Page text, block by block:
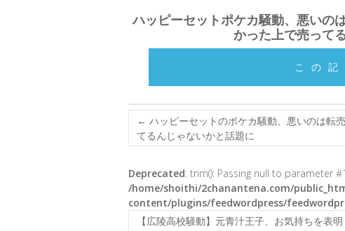
ハッピーセットポケカ騒動、悪い
かった上で売って
この
← ハッピーセットのポケカ騒動、悪いのは転
てるんじゃないかと話題に
Deprecated: trim(): Passing null to parameter
/home/shoithi/2chanantena.com/
content/plugins/feedwordpress/
【広陵高校騒動】元青汁王子、お気持ちを表